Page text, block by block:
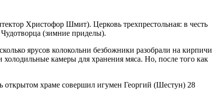
Христофор Шмит). Церковь трехпрестольная: в честь
(зимние приделы).
ярусов колокольни безбожники разобрали на кирпичи
камеры для хранения мяса. Но, после того как
храме совершил игумен Георгий (Шестун) 28